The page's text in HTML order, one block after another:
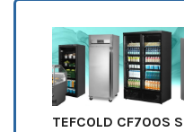
TEFCOLD CF700S